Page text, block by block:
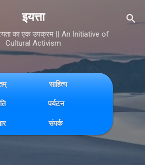
Skip to main content
इयत्ता
का एक उपक्रम || An Initiative of
Cultural Activism
साहित्य
पर्यटन
संपर्क